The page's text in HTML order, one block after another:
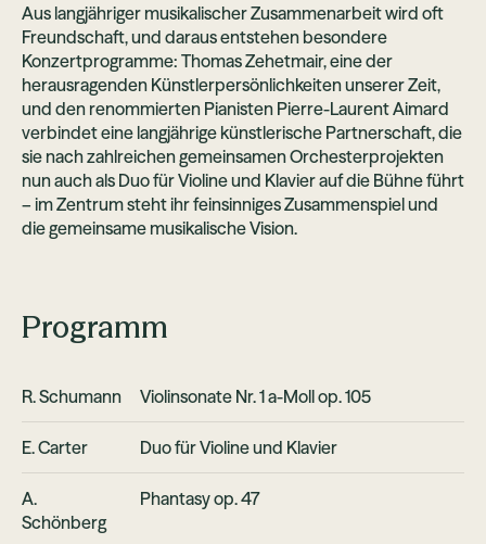
Aus langjähriger musikalischer Zusammenarbeit wird oft
Freundschaft, und daraus entstehen besondere
Konzertprogramme: Thomas Zehetmair, eine der
herausragenden Künstlerpersönlichkeiten unserer Zeit,
und den renommierten Pianisten Pierre-Laurent Aimard
verbindet eine langjährige künstlerische Partnerschaft, die
sie nach zahlreichen gemeinsamen Orchesterprojekten
nun auch als Duo für Violine und Klavier auf die Bühne führt
– im Zentrum steht ihr feinsinniges Zusammenspiel und
die gemeinsame musikalische Vision.
Programm
R. Schumann Violinsonate Nr. 1 a-Moll op. 105
E. Carter Duo für Violine und Klavier
A.
Schönberg
Phantasy op. 47